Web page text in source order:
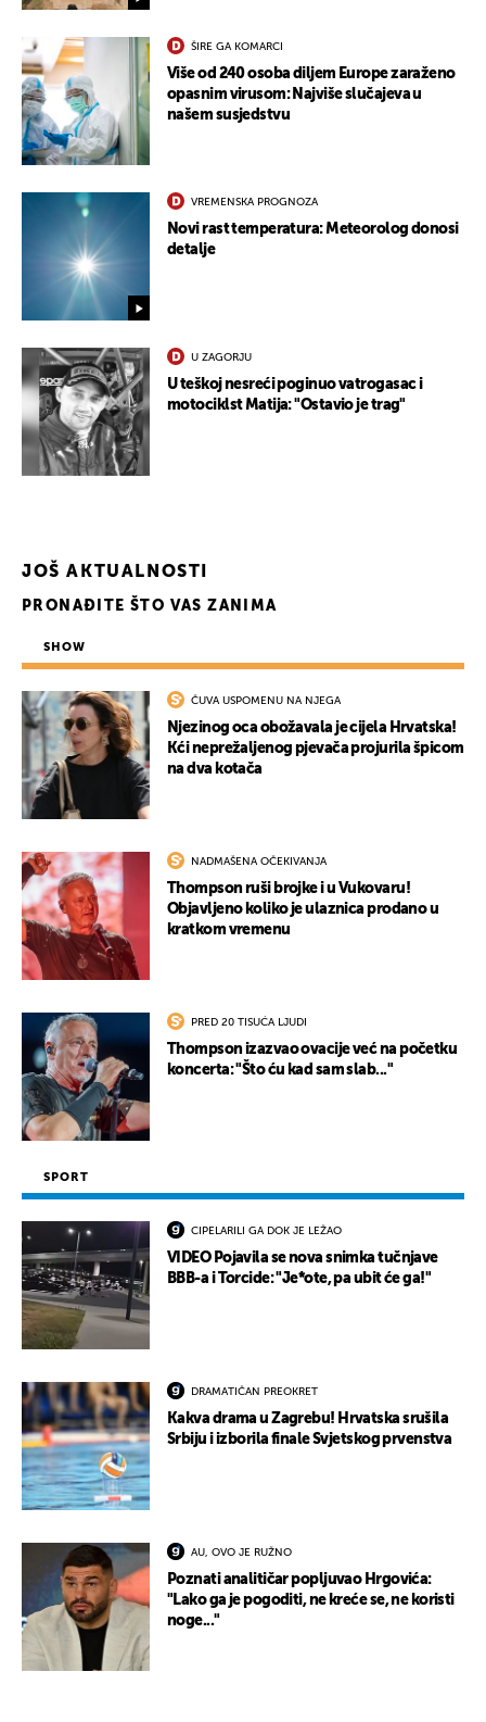
ŠIRE GA KOMARCI
Više od 240 osoba diljem Europe zaraženo
opasnim virusom: Najviše slučajeva u
našem susjedstvu
VREMENSKA PROGNOZA
Novi rast temperatura: Meteorolog donosi
detalje
U ZAGORJU
U teškoj nesreći poginuo vatrogasac i
motociklst Matija: "Ostavio je trag"
JOŠ AKTUALNOSTI
PRONAĐITE ŠTO VAS ZANIMA
SHOW
ČUVA USPOMENU NA NJEGA
Njezinog oca obožavala je cijela Hrvatska!
Kći neprežaljenog pjevača projurila špicom
na dva kotača
NADMAŠENA OČEKIVANJA
Thompson ruši brojke i u Vukovaru!
Objavljeno koliko je ulaznica prodano u
kratkom vremenu
PRED 20 TISUĆA LJUDI
Thompson izazvao ovacije već na početku
koncerta: "Što ću kad sam slab..."
SPORT
CIPELARILI GA DOK JE LEŽAO
VIDEO Pojavila se nova snimka tučnjave
BBB-a i Torcide: "Je*ote, pa ubit će ga!"
DRAMATIČAN PREOKRET
Kakva drama u Zagrebu! Hrvatska srušila
Srbiju i izborila finale Svjetskog prvenstva
AU, OVO JE RUŽNO
Poznati analitičar popljuvao Hrgovića:
"Lako ga je pogoditi, ne kreće se, ne koristi
noge..."